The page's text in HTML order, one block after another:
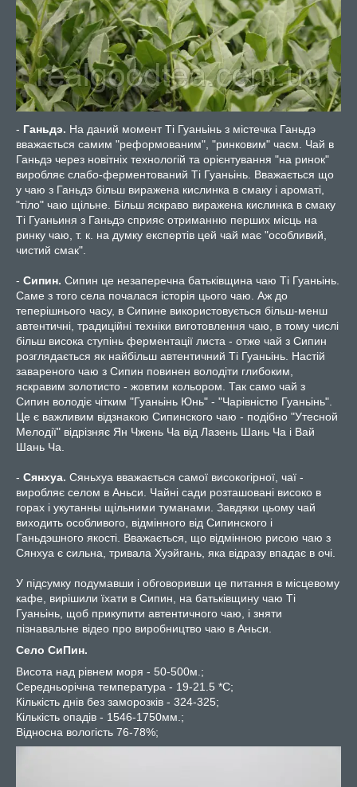
- Ганьдэ. На даний момент Ті Гуаньінь з містечка Ганьдэ
вважається самим "реформованим", "ринковим" чаєм. Чай в
Ганьдэ через новітніх технологій та орієнтування "на ринок"
виробляє слабо-ферментований Ті Гуаньінь. Вважається що
у чаю з Ганьдэ більш виражена кислинка в смаку і ароматі,
"тіло" чаю щільне. Більш яскраво виражена кислинка в смаку
Ті Гуаньиня з Ганьдэ сприяє отриманню перших місць на
ринку чаю, т. к. на думку експертів цей чай має "особливий,
чистий смак".
- Сипин. Сипин це незаперечна батьківщина чаю Ті Гуаньінь.
Саме з того села почалася історія цього чаю. Аж до
теперішнього часу, в Сипине використовується більш-менш
автентичні, традиційні техніки виготовлення чаю, в тому числі
більш висока ступінь ферментації листа - отже чай з Сипин
розглядається як найбільш автентичний Ті Гуаньінь. Настій
завареного чаю з Сипин повинен володіти глибоким,
яскравим золотисто - жовтим кольором. Так само чай з
Сипин володіє чітким "Гуаньінь Юнь" - "Чарівністю Гуаньінь".
Це є важливим відзнакою Сипинского чаю - подібно "Утесной
Мелодії" відрізняє Ян Чжень Ча від Лазень Шань Ча і Вай
Шань Ча.
- Сянхуа. Сяньхуа вважається самої високогірної, чаї -
виробляє селом в Аньси. Чайні сади розташовані високо в
горах і укутанны щільними туманами. Завдяки цьому чай
виходить особливого, відмінного від Сипинского і
Ганьдэшного якості. Вважається, що відмінною рисою чаю з
Сянхуа є сильна, тривала Хуэйгань, яка відразу впадає в очі.
У підсумку подумавши і обговоривши це питання в місцевому
кафе, вирішили їхати в Сипин, на батьківщину чаю Ті
Гуаньінь, щоб прикупити автентичного чаю, і зняти
пізнавальне відео про виробництво чаю в Аньси.
Село СиПин.
Висота над рівнем моря - 50-500м.;
Середньорічна температура - 19-21.5 *С;
Кількість днів без заморозків - 324-325;
Кількість опадів - 1546-1750мм.;
Відносна вологість 76-78%;